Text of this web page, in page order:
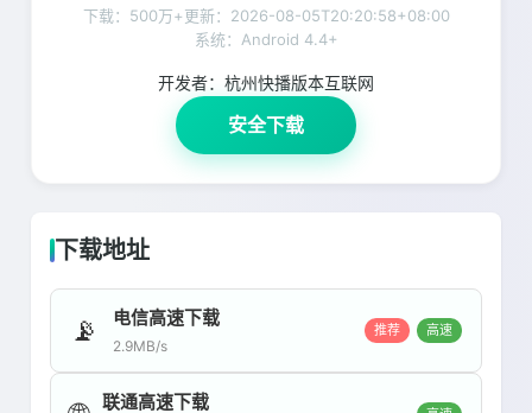
下载：500万+更新： 2026-08-05T20:20:58+08:00
系统：Android 4.4+
开发者： 杭州快播版本互联网
安全下载
下载地址
📡 电信高速下载
2.9MB/s
推荐 高速
联通高速下载